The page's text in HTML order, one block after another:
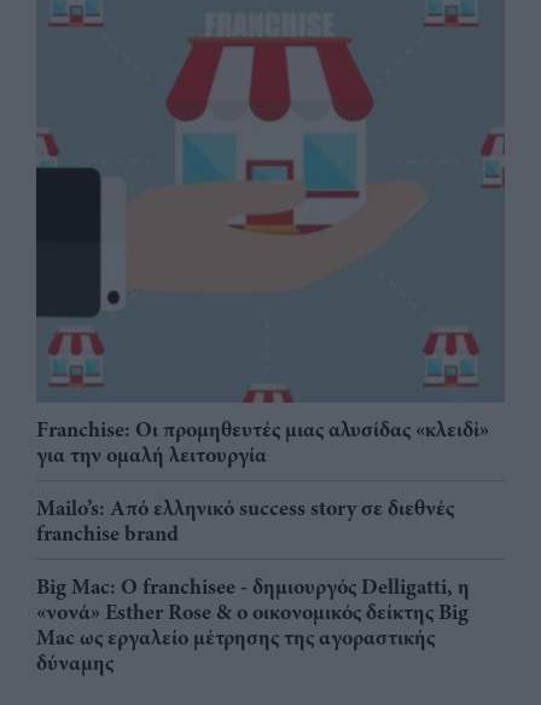
Franchise: Οι προμηθευτές μιας αλυσίδας «κλειδί»
για την ομαλή λειτουργία
Mailo’s: Από ελληνικό success story σε διεθνές
franchise brand
Big Mac: Ο franchisee - δημιουργός Delligatti, η
«νονά» Esther Rose & ο οικονομικός δείκτης Big
Mac ως εργαλείο μέτρησης της αγοραστικής
δύναμης